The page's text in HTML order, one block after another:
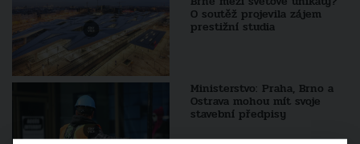
O soutěž projevila zájem
prestižní studia
Ministerstvo: Praha, Brno a
Ostrava mohou mít svoje
stavební předpisy